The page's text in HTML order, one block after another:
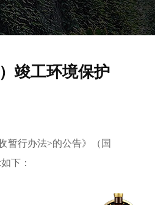
竣工环境保护
暂行办法>的公告》（国
下：